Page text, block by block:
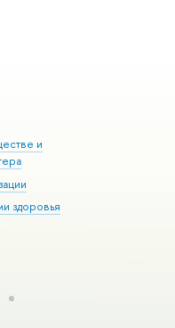
и
здоровья